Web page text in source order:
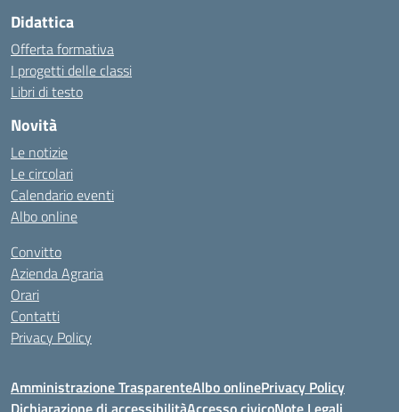
Didattica
Offerta formativa
I progetti delle classi
Libri di testo
Novità
Le notizie
Le circolari
Calendario eventi
Albo online
Convitto
Azienda Agraria
Orari
Contatti
Privacy Policy
Amministrazione TrasparenteAlbo onlinePrivacy Policy